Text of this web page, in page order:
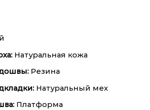
Натуральная кожа
Резина
Натуральный мех
Платформа